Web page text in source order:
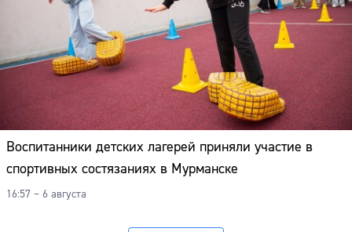
Воспитанники детских лагерей приняли участие в
спортивных состязаниях в Мурманске
16:57 – 6 августа